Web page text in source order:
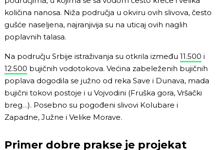
količina nanosa. Niža područja u okviru ovih slivova, često
gušće naseljena, najranjivija su na uticaj ovih naglih
poplavnih talasa.
Na području Srbije istraživanja su otkrila između 11.500 i
12.500 bujičnih vodotokova. Većina zabeleženih bujičnih
poplava dogodila se južno od reka Save i Dunava, mada
bujični tokovi postoje i u Vojvodini (Fruška gora, Vršački
breg…). Posebno su pogođeni slivovi Kolubare i
Zapadne, Južne i Velike Morave.
Primer dobre prakse je projekat